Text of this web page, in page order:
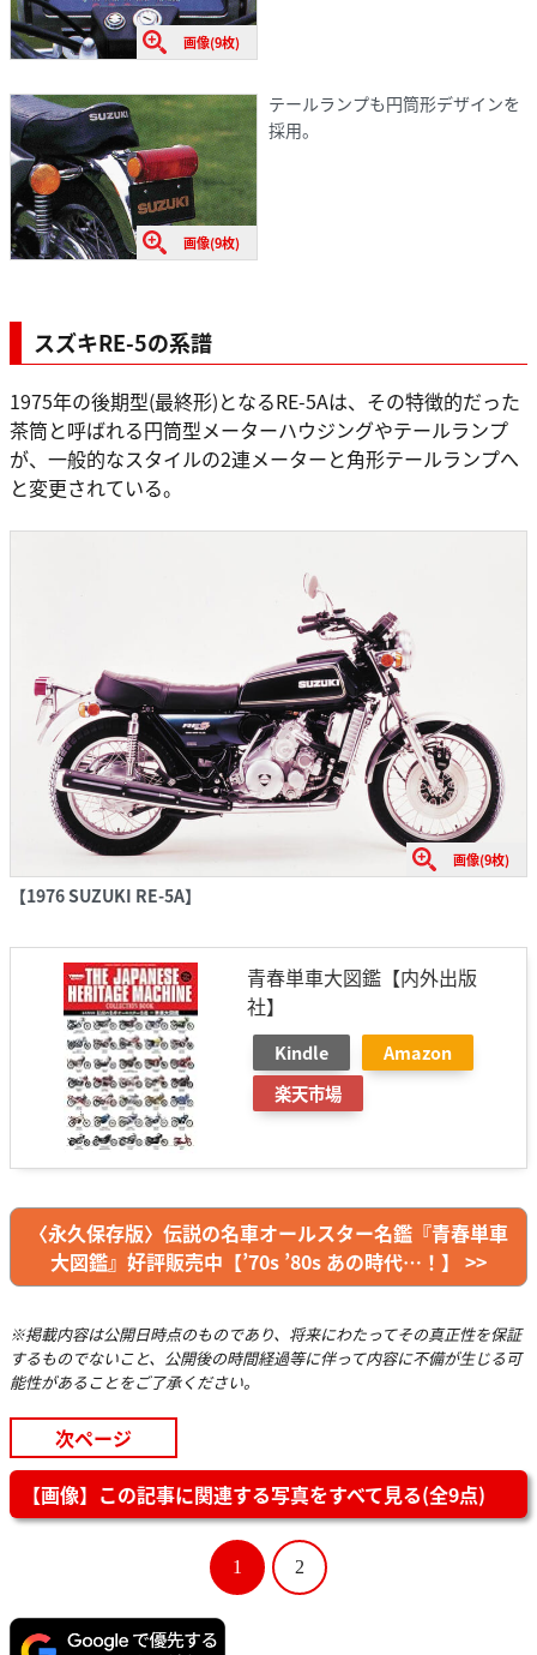
画像(9枚)
画像(9枚)
テールランプも円筒形デザインを
採用。
スズキRE-5の系譜
1975年の後期型(最終形)となるRE-5Aは、その特徴的だった
茶筒と呼ばれる円筒型メーターハウジングやテールランプ
が、一般的なスタイルの2連メーターと角形テールランプへ
と変更されている。
画像(9枚)
【1976 SUZUKI RE-5A】
青春単車大図鑑【内外出版
社】
Kindle
Amazon
楽天市場
〈永久保存版〉伝説の名車オールスター名鑑『青春単車
大図鑑』好評販売中【’70s ’80s あの時代…！】 >>
※掲載内容は公開日時点のものであり、将来にわたってその真正性を保証
するものでないこと、公開後の時間経過等に伴って内容に不備が生じる可
能性があることをご了承ください。
次ページ
【画像】この記事に関連する写真をすべて見る(全9点)
1 2